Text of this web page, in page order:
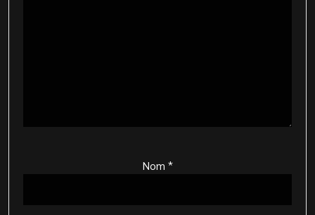
Nom *